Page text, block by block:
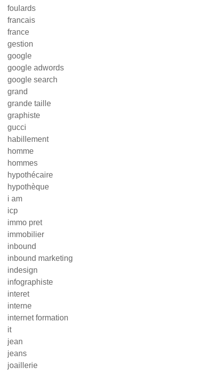
foulards
francais
france
gestion
google
google adwords
google search
grand
grande taille
graphiste
gucci
habillement
homme
hommes
hypothécaire
hypothèque
i am
icp
immo pret
immobilier
inbound
inbound marketing
indesign
infographiste
interet
interne
internet formation
it
jean
jeans
joaillerie